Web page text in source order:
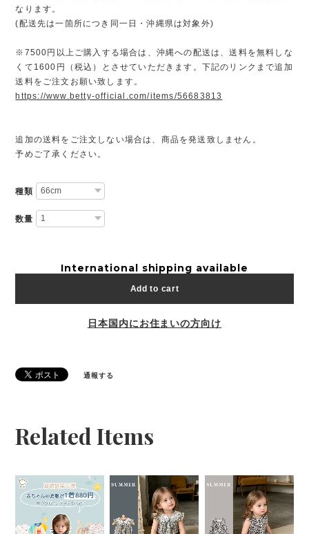
なります。
(配送先は一箇所につき同一日・沖縄県は対象外)
※7500円以上ご購入する場合は、沖縄への配送は、送料を無料しな
くて1600円（税込）とさせていただきます。下記のリンクまで追加
送料をご注文お願い致します。
https://www.betty-official.com/items/56683813
追加の送料をご注文しない場合は、商品を発送致しません。
予めご了承ください。
種類
数量
International shipping available
Add to cart
日本国内にお住まいの方向け
通報する
Related Items